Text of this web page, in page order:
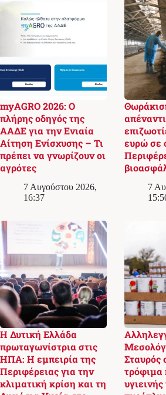
myAGRO 2026: Ο
πλήρης οδηγός της
ΑΑΔΕ για την Ενιαία
Αίτηση Ενίσχυσης – Τι
πρέπει να γνωρίζουν οι
αγρότες
7 Αυγούστου 2026,
16:37
ευρώ σε
7
Η Δυτική Ελλάδα
πρωταγωνίστρια στις
ΗΠΑ: Η εμπειρία της
Περιφέρειας για την
κλιματική κρίση και τη
Σταυρός
τρόφιμα